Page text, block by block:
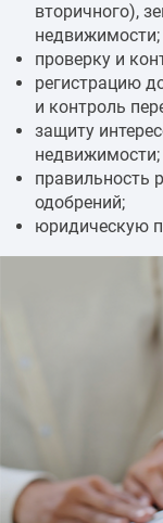
вторичного),
недвижимости;
проверку и
регистрацию
и контроль
защиту
недвижимости;
правильность
одобрений;
юридическую